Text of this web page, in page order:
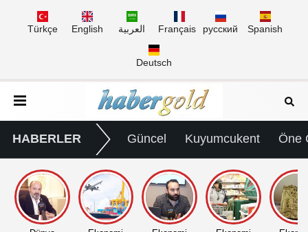
Türkçe English العربية Français русский Spanish
Deutsch
HABERLER Güncel Kuyumcukent Öne